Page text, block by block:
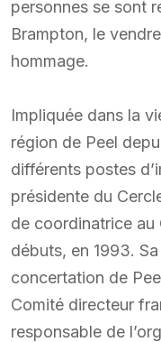
personnes se sont
Brampton, le
hommage.
Impliquée dans la
région de Peel
différents postes
présidente du
de coordinatrice au
débuts, en 1993.
concertation de
Comité directeur
responsable de